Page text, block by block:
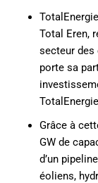
Total Eren,
secteur des
porte sa
Grâce à
GW de
d’un
éoliens,